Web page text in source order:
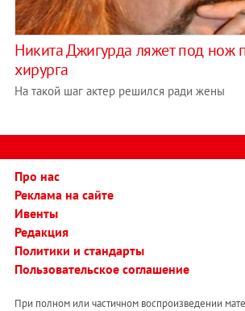
Никита Джигурда ляжет под нож
хирурга
На такой шаг актер решился ради жены
Про нас
Реклама на сайте
Ивенты
Редакция
Политики и стандарты
Пользовательское соглашение
При полном или частичном воспроизведении